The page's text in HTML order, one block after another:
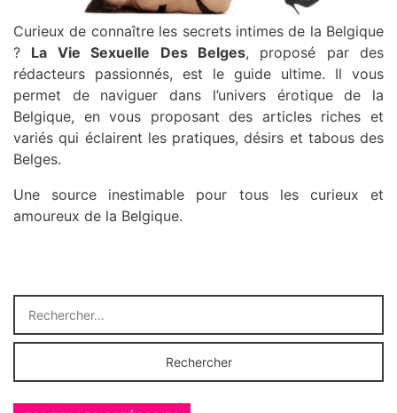
Curieux de connaître les secrets intimes de la Belgique
? La Vie Sexuelle Des Belges, proposé par des
rédacteurs passionnés, est le guide ultime. Il vous
permet de naviguer dans l’univers érotique de la
Belgique, en vous proposant des articles riches et
variés qui éclairent les pratiques, désirs et tabous des
Belges.
Une source inestimable pour tous les curieux et
amoureux de la Belgique.